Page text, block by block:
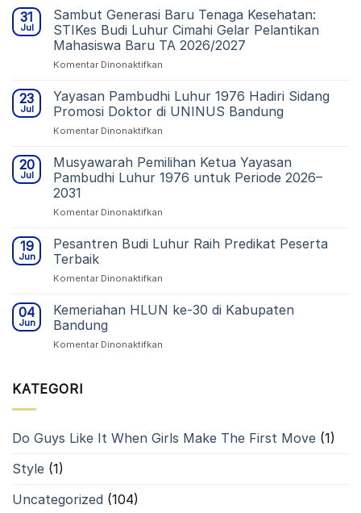
31
Jul
Sambut Generasi Baru Tenaga Kesehatan:
STIKes Budi Luhur Cimahi Gelar Pelantikan
Mahasiswa Baru TA 2026/2027
Komentar Dinonaktifkan
Generasi
Baru
Tenaga
Budi
Luhur
Baru
23
Jul
Yayasan Pambudhi Luhur 1976 Hadiri Sidang
Promosi Doktor di UNINUS Bandung
Komentar Dinonaktifkan
Pambudhi
Luhur
1976
Doktor
20
Jul
Musyawarah Pemilihan Ketua Yayasan
Pambudhi Luhur 1976 untuk Periode 2026–
2031
Komentar Dinonaktifkan
Pemilihan
1976
19
Jun
Pesantren Budi Luhur Raih Predikat Peserta
Terbaik
Komentar Dinonaktifkan
Budi
04
Jun
Kemeriahan HLUN ke-30 di Kabupaten
Bandung
Komentar Dinonaktifkan
Bandung
KATEGORI
Do Guys Like It When Girls Make The First Move (1)
Style (1)
Uncategorized (104)